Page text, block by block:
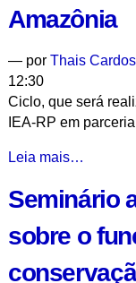
na
amazônica
-
Amazônia
— por Thais
12:30
Ciclo, que será
IEA-RP em
Webinários
crimes
e
pública
Leia mais…
Seminário
sobre o